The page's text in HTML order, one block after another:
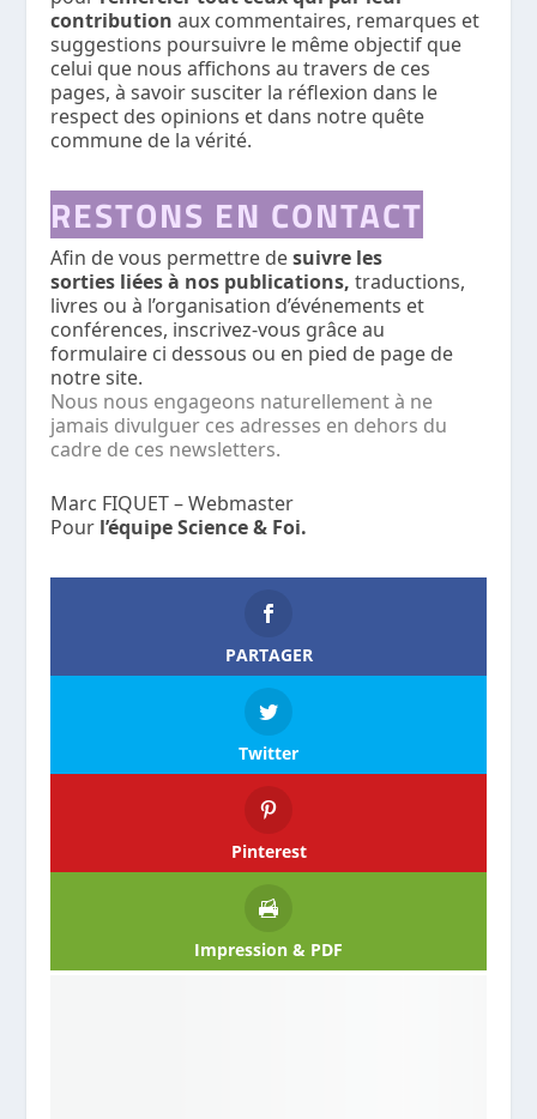
contribution aux commentaires, remarques et
suggestions poursuivre le même objectif que
celui que nous affichons au travers de ces
pages, à savoir susciter la réflexion dans le
respect des opinions et dans notre quête
commune de la vérité.
RESTONS EN CONTACT
Afin de vous permettre desuivre les
sorties liées à nos publications, traductions,
livres ou à l’organisation d’événements et
conférences, inscrivez-vous grâce au
formulaire ci dessous ou en pied de page de
notre site.
Nous nous engageons naturellement à ne
jamais divulguer ces adresses en dehors du
cadre de ces newsletters.
Marc FIQUET – Webmaster
Pour l’équipe Science & Foi.
PARTAGER
Twitter
Pinterest
Impression & PDF